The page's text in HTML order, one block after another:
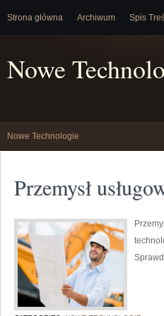
Strona główna Archiwum Spis
Nowe
Nowe Technologie
Przemysł